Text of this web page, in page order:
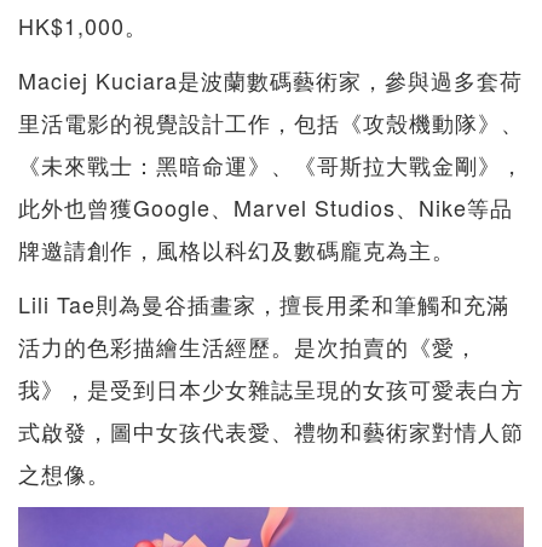
HK$1,000。
Maciej Kuciara是波蘭數碼藝術家，參與過多套荷
里活電影的視覺設計工作，包括《攻殼機動隊》、
《未來戰士：黑暗命運》、《哥斯拉大戰金剛》，
此外也曾獲Google、Marvel Studios、Nike等品
牌邀請創作，風格以科幻及數碼龐克為主。
Lili Tae則為曼谷插畫家，擅長用柔和筆觸和充滿
活力的色彩描繪生活經歷。是次拍賣的《愛，
我》，是受到日本少女雜誌呈現的女孩可愛表白方
式啟發，圖中女孩代表愛、禮物和藝術家對情人節
之想像。